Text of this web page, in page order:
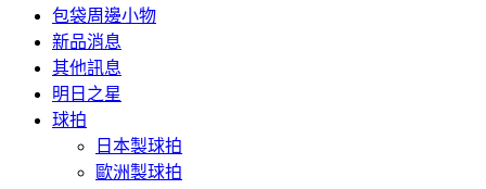
包袋周邊小物
新品消息
其他訊息
明日之星
球拍
日本製球拍
歐洲製球拍